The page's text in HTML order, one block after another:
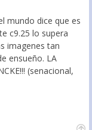
mundo dice que es
c9.25 lo supera
imagenes tan
ensueño. LA
(senacional,